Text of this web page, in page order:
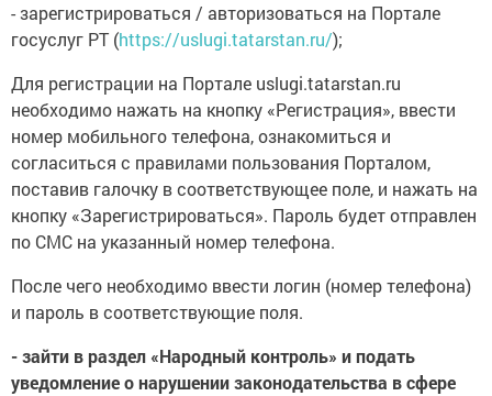
- зарегистрироваться / авторизоваться на Портале
госуслуг РТ (https://uslugi.tatarstan.ru/);
Для регистрации на Портале uslugi.tatarstan.ru
необходимо нажать на кнопку «Регистрация», ввести
номер мобильного телефона, ознакомиться и
согласиться с правилами пользования Порталом,
поставив галочку в соответствующее поле, и нажать на
кнопку «Зарегистрироваться». Пароль будет отправлен
по СМС на указанный номер телефона.
После чего необходимо ввести логин (номер телефона)
и пароль в соответствующие поля.
- зайти в раздел «Народный контроль» и подать
уведомление о нарушении законодательства в сфере